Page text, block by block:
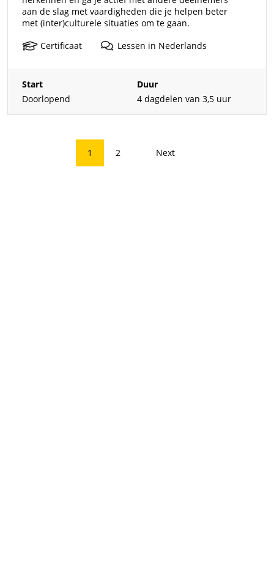
aan de slag met vaardigheden die je helpen beter
met (inter)culturele situaties om te gaan.
Certificaat
Lessen in Nederlands
Start
Doorlopend
Duur
4 dagdelen van 3,5 uur
1 2 Next